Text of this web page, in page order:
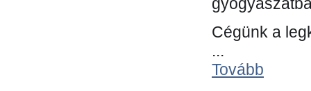
Cégünk a
...
Tovább